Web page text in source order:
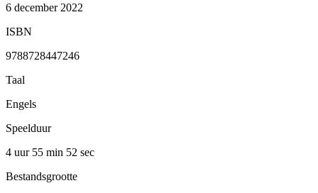
6 december 2022
ISBN
9788728447246
Taal
Engels
Speelduur
4 uur 55 min 52 sec
Bestandsgrootte